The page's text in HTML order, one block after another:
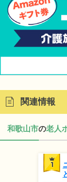
関連情報
和歌山市の老人
1